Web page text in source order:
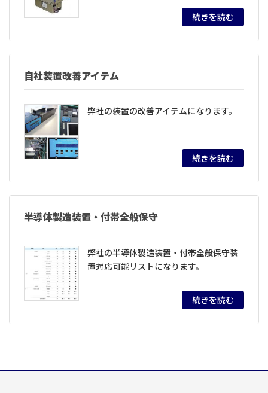
続きを読む
自社装置改善アイテム
弊社の装置の改善アイテムになります。
続きを読む
半導体製造装置・付帯全般保守
弊社の半導体製造装置・付帯全般保守装
置対応可能リストになります。
続きを読む